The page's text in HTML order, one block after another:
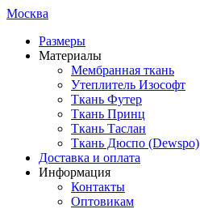
Москва
Размеры
Материалы
Мембранная ткань
Утеплитель Изософт
Ткань Футер
Ткань Принц
Ткань Таслан
Ткань Дюспо (Dewspo)
Доставка и оплата
Информация
Контакты
Оптовикам